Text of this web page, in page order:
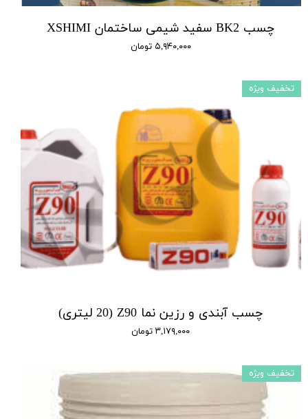
چسب BK2 سفید شیمی ساختمان XSHIMI
۵,۹۴۰,۰۰۰ تومان
چسب آبندی و رزین نما Z90 (20 لیتری)
۳,۱۷۹,۰۰۰ تومان
تخفیف ویژه
تخفیف ویژه